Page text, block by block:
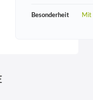
Besonderheit Mit